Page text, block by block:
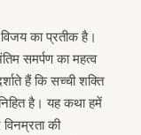
का प्रतीक है।
समर्पण का महत्व
हैं कि सच्ची शक्ति
है। यह कथा हमें
की